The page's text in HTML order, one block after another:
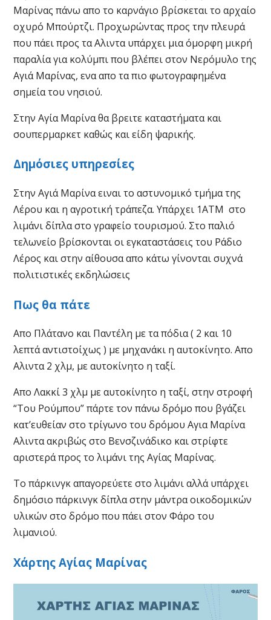
Μαρίνας πάνω απο το καρνάγιο βρίσκεται το αρχαίο
οχυρό Μπούρτζι. Προχωρώντας προς την πλευρά
που πάει προς τα Αλιντα υπάρχει μια όμορφη μικρή
παραλία για κολύμπι που βλέπει στον Νερόμυλο της
Αγιά Μαρίνας, ενα απο τα πιο φωτογραφημένα
σημεία του νησιού.
Στην Αγία Μαρίνα θα βρειτε καταστήματα και
σουπερμαρκετ καθώς και είδη ψαρικής.
Δημόσιες υπηρεσίες
Στην Αγιά Μαρίνα ειναι το αστυνομικό τμήμα της
Λέρου και η αγροτική τράπεζα. Υπάρχει 1ΑΤΜ στο
λιμάνι δίπλα στο γραφείο τουρισμού. Στο παλιό
τελωνείο βρίσκονται οι εγκαταστάσεις του Ράδιο
Λέρος και στην αίθουσα απο κάτω γίνονται συχνά
πολιτιστικές εκδηλώσεις
Πως θα πάτε
Απο Πλάτανο και Παντέλη με τα πόδια ( 2 και 10
λεπτά αντιστοίχως ) με μηχανάκι η αυτοκίνητο. Απο
Αλιντα 2 χλμ, με αυτοκίνητο η ταξί.
Απο Λακκί 3 χλμ με αυτοκίνητο η ταξί, στην στροφή
“Του Ρούμπου” πάρτε τον πάνω δρόμο που βγάζει
κατ’ευθείαν στο τρίγωνο του δρόμου Αγια Μαρίνα
Αλιντα ακριβώς στο Βενσζινάδικο και στρίφτε
αριστερά προς το λιμάνι της Αγίας Μαρίνας.
Το πάρκινγκ απαγορεύετε στο λιμάνι αλλά υπάρχει
δημόσιο πάρκινγκ δίπλα στην μάντρα οικοδομικών
υλικών στο δρόμο που πάει στον Φάρο του
λιμανιού.
Χάρτης Αγίας Μαρίνας